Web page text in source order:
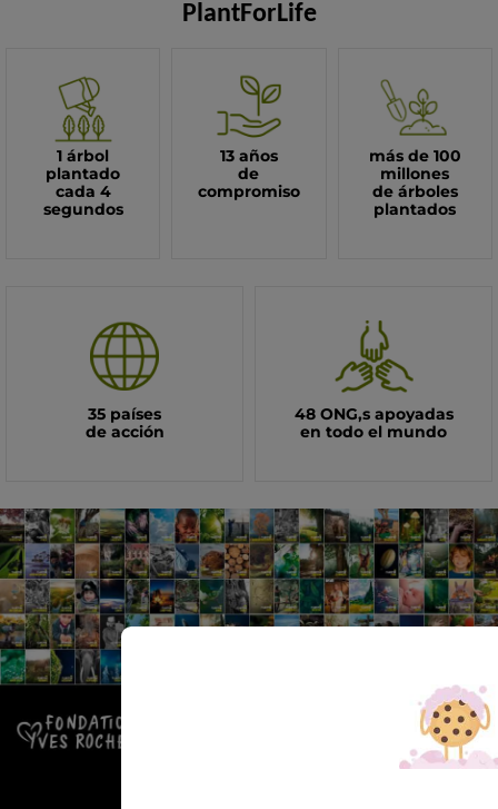
PlantForLife
1 árbol
plantado
cada 4
segundos
13 años
de
compromiso
más de 100
millones
de árboles
plantados
35 países
de acción
48 ONG,s apoyadas
en todo el mundo